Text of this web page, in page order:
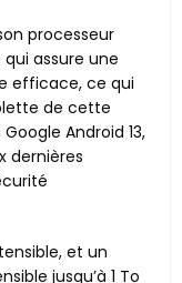
processeur
qui assure une
efficace, ce qui
de cette
Android 13,
dernières
et un
jusqu’à 1 To